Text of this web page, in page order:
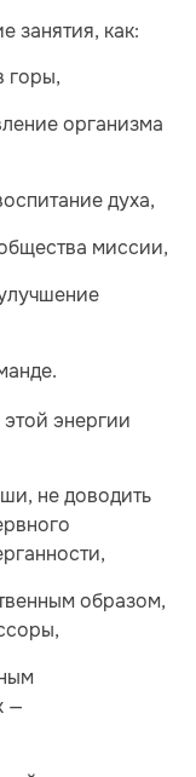
занятия, как:
горы,
организма
духа,
миссии,
энергии
не доводить
образом,
—